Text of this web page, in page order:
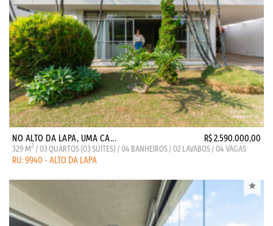
NO ALTO DA LAPA, UMA CA... R$ 2.590.000,00
329 M2 / 03 QUARTOS (03 SUITES) / 04 BANHEIROS / 02 LAVABOS / 04 VAGAS
RU: 9940 - ALTO DA LAPA